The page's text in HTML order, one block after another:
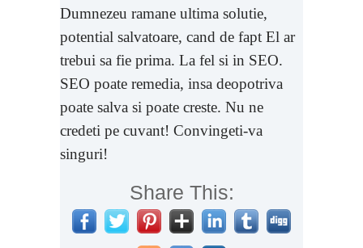
Dumnezeu ramane ultima solutie,
potential salvatoare, cand de fapt El ar
trebui sa fie prima. La fel si in SEO.
SEO poate remedia, insa deopotriva
poate salva si poate creste. Nu ne
credeti pe cuvant! Convingeti-va
singuri!
Share This: